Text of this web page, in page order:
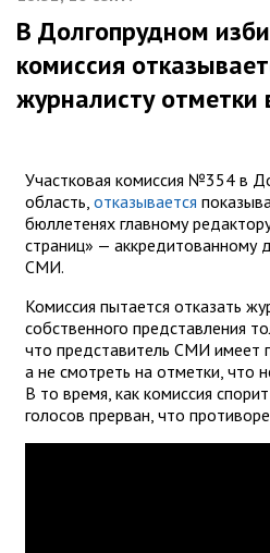
В Долгопрудном
комиссия
журналисту отметки
Участковая комиссия №354 в
область, отказывается
бюллетенях главному
страниц» — аккредитованному
СМИ.
Комиссия пытается отказать
собственного представления
что представитель СМИ имеет
а не смотреть на отметки, что
В то время, как комиссия
голосов прерван, что